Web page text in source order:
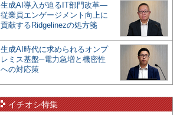
生成AI導入が迫るIT部門改革―
従業員エンゲージメント向上に
貢献するRidgelinezの処方箋
生成AI時代に求められるオンプ
レミス基盤─電力急増と機密性
への対応策
イチオシ特集